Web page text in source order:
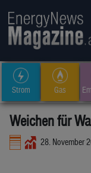
Strom Gas
Weichen für
28. November